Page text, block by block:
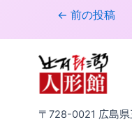
← 前の投稿
〒728-0021 広島